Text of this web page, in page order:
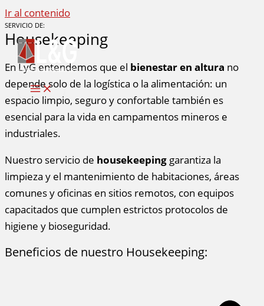
Ir al contenido
SERVICIO DE:
Housekeeping
En LyG entendemos que el bienestar en altura no
depende solo de la logística o la alimentación: un
espacio limpio, seguro y confortable también es
esencial para la vida en campamentos mineros e
industriales.
Nuestro servicio de housekeeping garantiza la
limpieza y el mantenimiento de habitaciones, áreas
comunes y oficinas en sitios remotos, con equipos
capacitados que cumplen estrictos protocolos de
higiene y bioseguridad.
Beneficios de nuestro Housekeeping: